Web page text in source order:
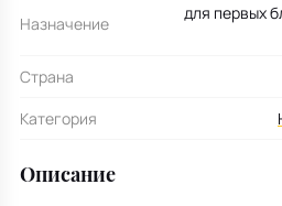
Назначение
для первых
Страна
Категория
Описание